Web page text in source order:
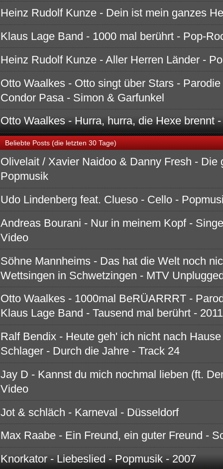
Heinz Rudolf Kunze - Dein ist mein ganzes
Klaus Lage Band - 1000 mal berührt - Pop-
Heinz Rudolf Kunze - Aller Herren Länder -
Otto Waalkes - Otto singt über Stars -
Condor Pasa - Simon & Garfunkel
Otto Waalkes - Hurra, hurra, die Hexe brennt
Beliebte Posts (die letzten 30 Tage)
Olivelait / Xavier Naidoo & Danny Fresh - Die
Popmusik
Udo Lindenberg feat. Clueso - Cello -
Andreas Bourani - Nur in meinem Kopf -
Video
Söhne Mannheims - Das hat die Welt noch
Wettsingen in Schwetzingen - MTV
Otto Waalkes - 1000mal BeRÜARRRT -
Klaus Lage Band - Tausend mal berührt - 2011
Ralf Bendix - Heute geh' ich nicht nach
Schlager - Durch die Jahre - Track 24
Jay D - Kannst du mich nochmal lieben (ft.
Video
Jot & schläch - Karneval - Düsseldorf
Max Raabe - Ein Freund, ein guter Freund -
Knorkator - Liebeslied - Popmusik - 2007